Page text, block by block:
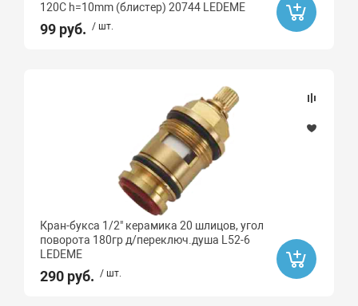
120C h=10mm (блистер) 20744 LEDEME
99 руб. / шт.
Кран-букса 1/2" керамика 20 шлицов, угол
поворота 180гр д/переключ.душа L52-6
LEDEME
290 руб. / шт.